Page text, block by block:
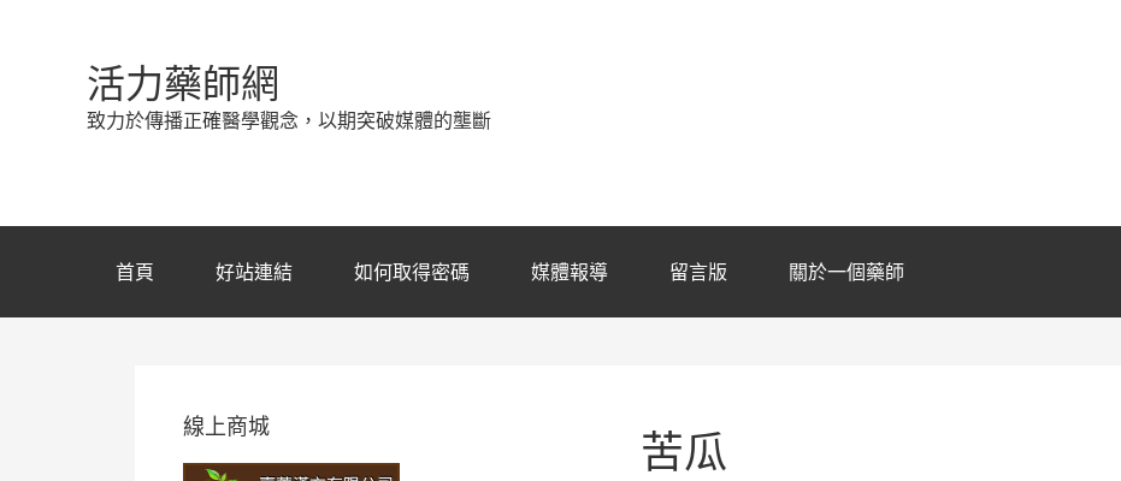
活力藥師網
致力於傳播正確醫學觀念，以期突破媒體的壟斷
首頁 好站連結 如何取得密碼 媒體報導 留言版 關於一個藥師
苦瓜
線上商城